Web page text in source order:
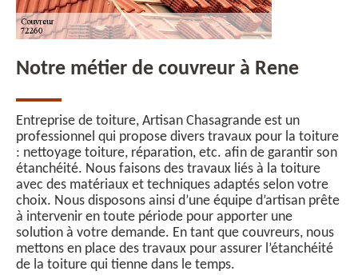
Notre métier de couvreur à Rene
Entreprise de toiture, Artisan Chasagrande est un
professionnel qui propose divers travaux pour la toiture
: nettoyage toiture, réparation, etc. afin de garantir son
étanchéité. Nous faisons des travaux liés à la toiture
avec des matériaux et techniques adaptés selon votre
choix. Nous disposons ainsi d’une équipe d’artisan prête
à intervenir en toute période pour apporter une
solution à votre demande. En tant que couvreurs, nous
mettons en place des travaux pour assurer l’étanchéité
de la toiture qui tienne dans le temps.